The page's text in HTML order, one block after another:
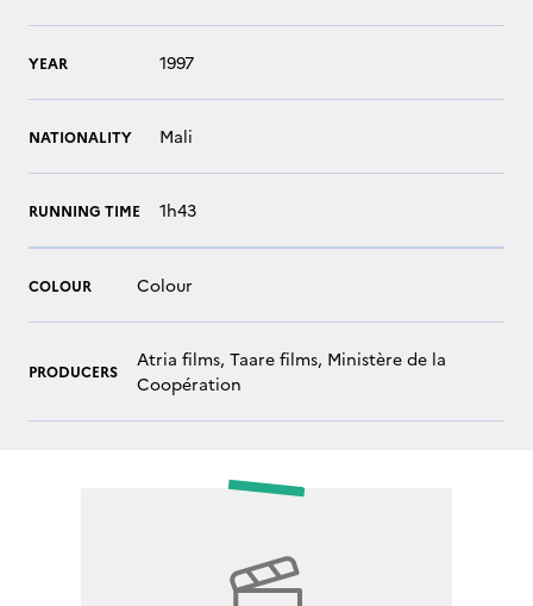
YEAR 1997
NATIONALITY Mali
RUNNING TIME 1h43
COLOUR Colour
PRODUCERS
Atria films, Taare films, Ministère de la
Coopération